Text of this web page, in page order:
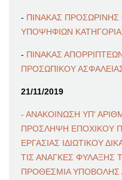
- ΠΙΝΑΚΑΣ ΠΡΟΣΩΡΙΝΗΣ
ΥΠΟΨΗΦΙΩΝ
- ΠΙΝΑΚΑΣ
ΠΡΟΣΩΠΙΚΟΥ
21/11/2019
- ΑΝΑΚΟΙΝΩΣΗ ΥΠ'
ΠΡΟΣΛΗΨΗ ΕΠΟΧΙΚΟΥ
ΕΡΓΑΣΙΑΣ ΙΔΙΩΤΙΚΟΥ
ΤΙΣ ΑΝΑΓΚΕΣ
ΠΡΟΘΕΣΜΙΑ ΥΠΟΒΟΛΗΣ